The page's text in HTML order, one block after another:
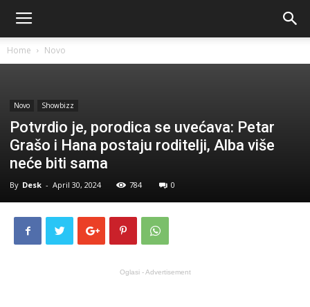
Home Novo
Novo Showbizz
Potvrdio je, porodica se uvećava: Petar
Grašo i Hana postaju roditelji, Alba više
neće biti sama
By Desk - April 30, 2024 784 0
Oglasi - Advertisement